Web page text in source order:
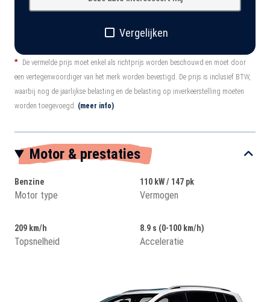
Vergelijken
*
De vermelde prijs moet enkel als richtprijs worden beschouwd en moet door
een vertegenwoordiger van het merk worden bevestigd. De prijs is inclusief BTW,
waarbij nog de jaarlijkse belasting en de belasting op inverkeerstelling moeten
worden toegevoegd. (meer info)
Motor & prestaties
Benzine
Motor type
110 kW / 147 pk
Vermogen
209 km/h
Topsnelheid
8.9 s (0-100 km/h)
Acceleratie